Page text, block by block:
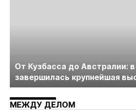
От Кузбасса до Австралии:
завершилась крупнейшая
технологий «Недра России.
Майнинг»
МЕЖДУ ДЕЛОМ